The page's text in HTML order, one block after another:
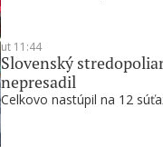
Celkovo nastúpil na 12
Slovenský
nepresadil
ut 11:44